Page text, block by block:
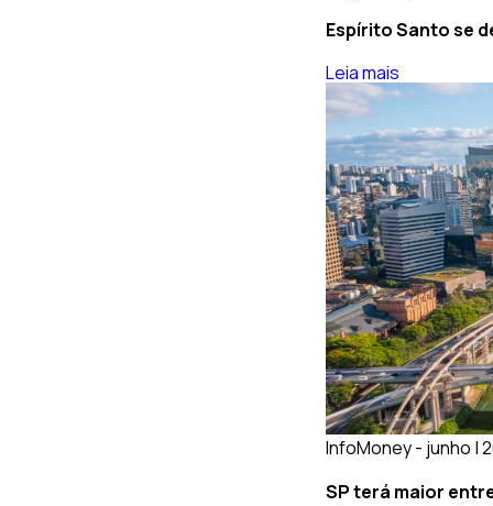
Espírito Santo se
Leia mais
InfoMoney - junho |
SP terá maior